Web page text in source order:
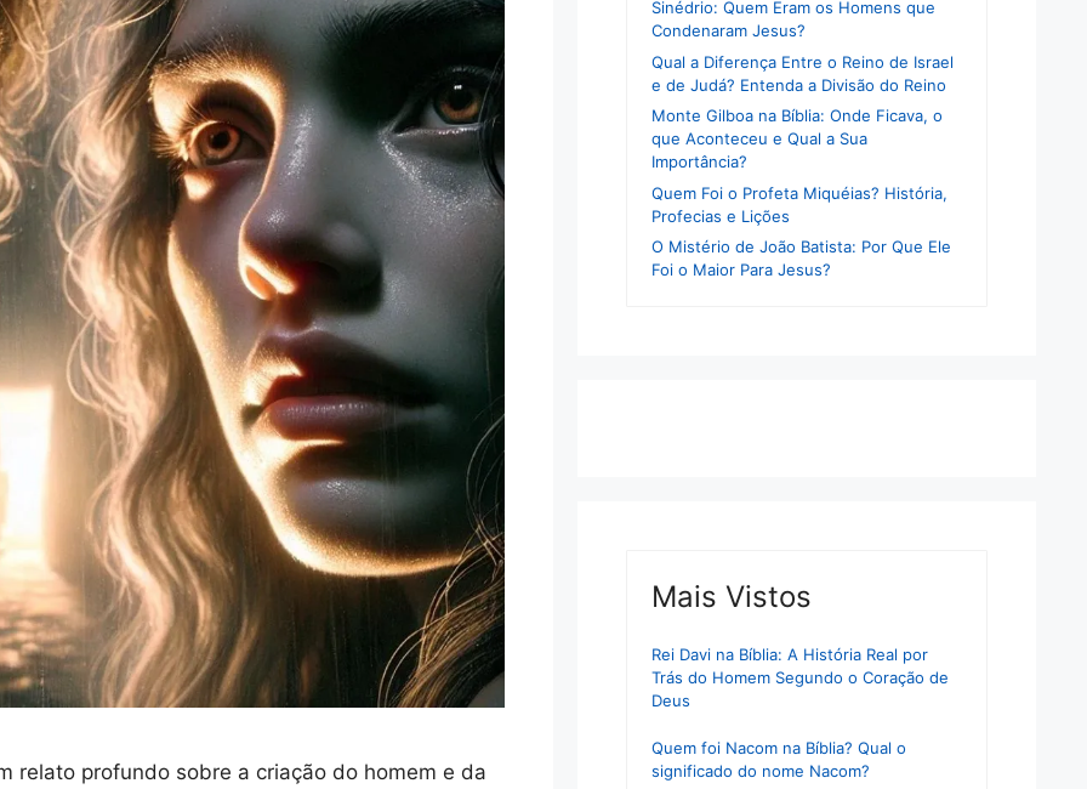
relato profundo sobre a criação do homem e da
Sinédrio: Quem Eram os Homens que
Condenaram Jesus?
Qual a Diferença Entre o Reino de Israel
e de Judá? Entenda a Divisão do Reino
Monte Gilboa na Bíblia: Onde Ficava, o
que Aconteceu e Qual a Sua
Importância?
Quem Foi o Profeta Miquéias? História,
Profecias e Lições
O Mistério de João Batista: Por Que Ele
Foi o Maior Para Jesus?
Mais Vistos
Rei Davi na Bíblia: A História Real por
Trás do Homem Segundo o Coração de
Deus
Quem foi Nacom na Bíblia? Qual o
significado do nome Nacom?